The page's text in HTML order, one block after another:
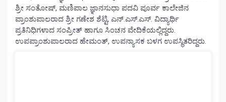
ಶ್ರೀ ಸಂತೋಷ್, ಮಣಿಪಾಲ ಜ್ಞಾನಸುಧಾ ಪದವಿ ಪೂರ್ವ ಕಾಲೇಜಿನ
ಪ್ರಾಂಶುಪಾಲರಾದ ಶ್ರೀ ಗಣೇಶ ಶೆಟ್ಟಿ, ಎನ್.ಎಸ್.ಎಸ್. ವಿದ್ಯಾರ್ಥಿ
ಪ್ರತಿನಿಧಿಗಳಾದ ಸಂಪ್ರೀತ್ ಹಾಗೂ ಸಿಂಚನ ವೇದಿಕೆಯಲ್ಲಿದ್ದರು.
ಉಪಪ್ರಾಂಶುಪಾಲರಾದ ಹೇಮಂತ್, ಉಪನ್ಯಾಸಕ ಬಳಗ ಉಪಸ್ಥಿತರಿದ್ದರು.